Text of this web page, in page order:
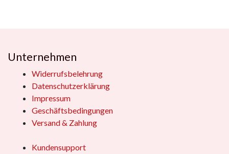
Unternehmen
Widerrufsbelehrung
Datenschutzerklärung
Impressum
Geschäftsbedingungen
Versand & Zahlung
Kundensupport